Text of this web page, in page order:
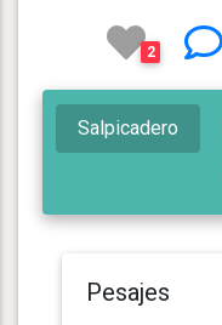
2
Salpicadero
Pesajes